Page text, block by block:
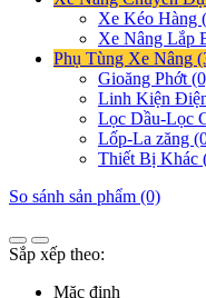
Xe Kéo Hàng
Xe Nâng Lắp
Phụ Tùng Xe Nâng
Gioăng Phớt
Linh Kiện
Lọc Dầu-Lọc
Lốp-La zăng
Thiết Bị Khác
So sánh sản phẩm (0)
Sắp xếp theo:
Mặc định